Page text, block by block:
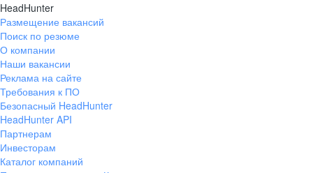
HeadHunter
Размещение вакансий
Поиск по резюме
О компании
Наши вакансии
Реклама на сайте
Требования к ПО
Безопасный HeadHunter
HeadHunter API
Партнерам
Инвесторам
Каталог компаний